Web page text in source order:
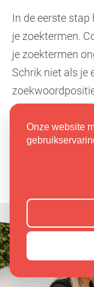
In de eerste
je zoektermen.
je zoektermen
Schrik niet als je
zoekmachines
te indexeren.
uitgevoerd,
Onze website